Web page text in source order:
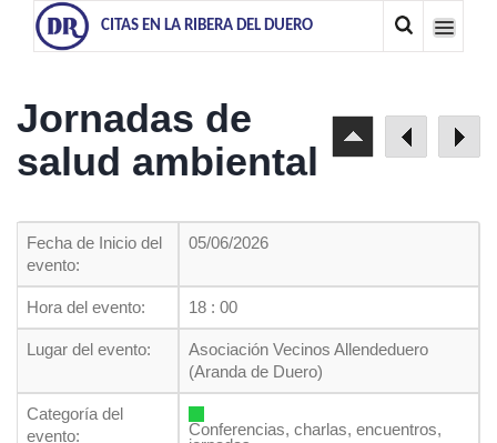
CITAS EN LA RIBERA DEL DUERO
Jornadas de
salud ambiental
Fecha de Inicio del
evento:
05/06/2026
Hora del evento: 18 : 00
Lugar del evento:
Asociación Vecinos Allendeduero
(Aranda de Duero)
Categoría del
evento:
Conferencias, charlas, encuentros,